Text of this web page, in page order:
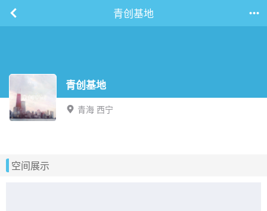
青创基地
青创基地
青海 西宁
空间展示